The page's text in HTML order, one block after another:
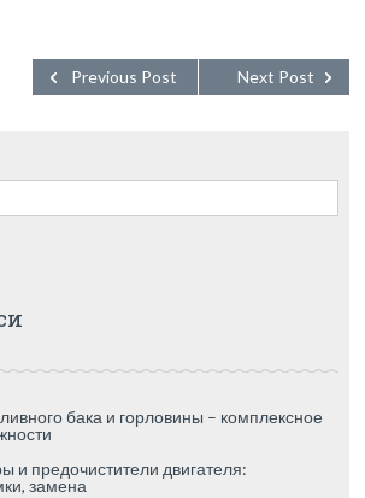
Next Post
Previous Post
бака и горловины – комплексное
и предочистители двигателя:
замена